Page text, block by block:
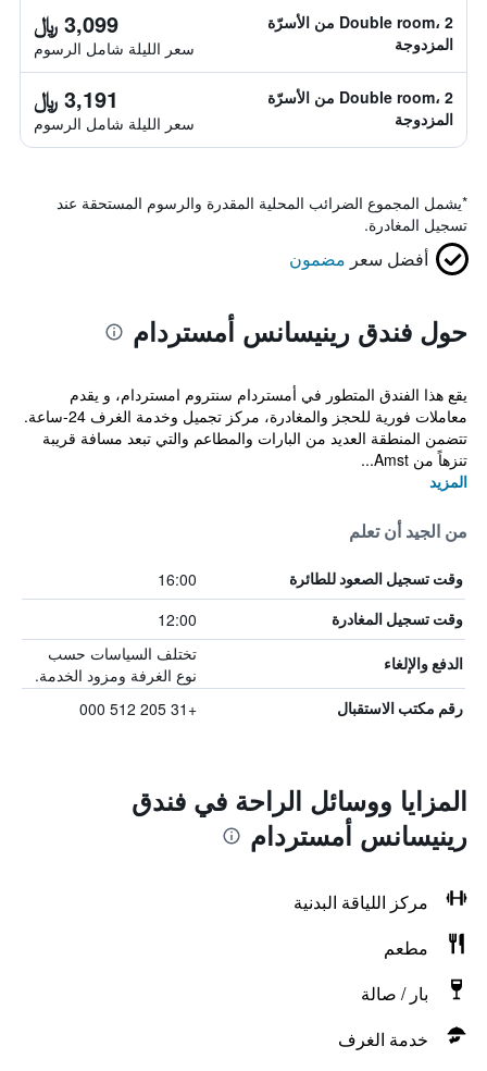
Double room، 2 من الأسرّة
المزدوجة
3,099 ﷼
سعر الليلة شامل الرسوم
Double room، 2 من الأسرّة
المزدوجة
3,191 ﷼
سعر الليلة شامل الرسوم
*يشمل المجموع الضرائب المحلية المقدرة والرسوم المستحقة عند
تسجيل المغادرة.
أفضل سعر مضمون
حول فندق رينيسانس أمستردام
يقع هذا الفندق المتطور في أمستردام سنتروم امستردام، و يقدم
معاملات فورية للحجز والمغادرة، مركز تجميل وخدمة الغرف 24-ساعة.
تتضمن المنطقة العديد من البارات والمطاعم والتي تبعد مسافة قريبة
تنزهاً من Amst...
المزيد
من الجيد أن تعلم
وقت تسجيل الصعود للطائرة 16:00
وقت تسجيل المغادرة 12:00
الدفع والإلغاء
تختلف السياسات حسب
نوع الغرفة ومزود الخدمة.
رقم مكتب الاستقبال +31 205 512 000
المزايا ووسائل الراحة في فندق
رينيسانس أمستردام
مركز اللياقة البدنية
مطعم
بار / صالة
خدمة الغرف